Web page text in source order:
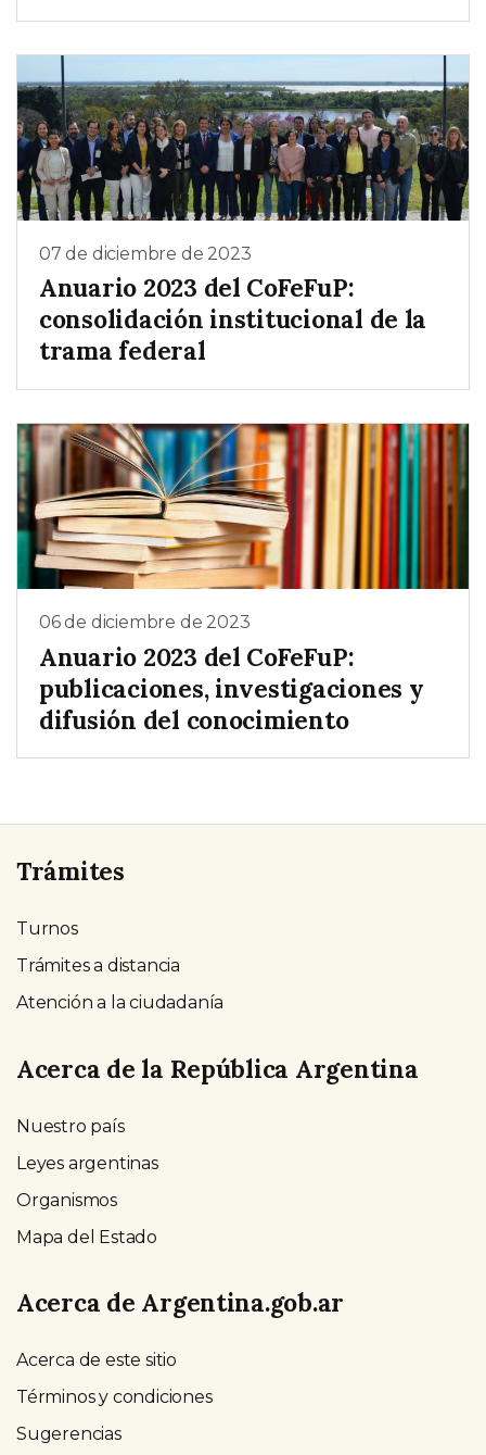
07 de diciembre de 2023
Anuario 2023 del CoFeFuP:
consolidación institucional de la
trama federal
06 de diciembre de 2023
Anuario 2023 del CoFeFuP:
publicaciones, investigaciones y
difusión del conocimiento
Trámites
Turnos
Trámites a distancia
Atención a la ciudadanía
Acerca de la República Argentina
Nuestro país
Leyes argentinas
Organismos
Mapa del Estado
Acerca de Argentina.gob.ar
Acerca de este sitio
Términos y condiciones
Sugerencias